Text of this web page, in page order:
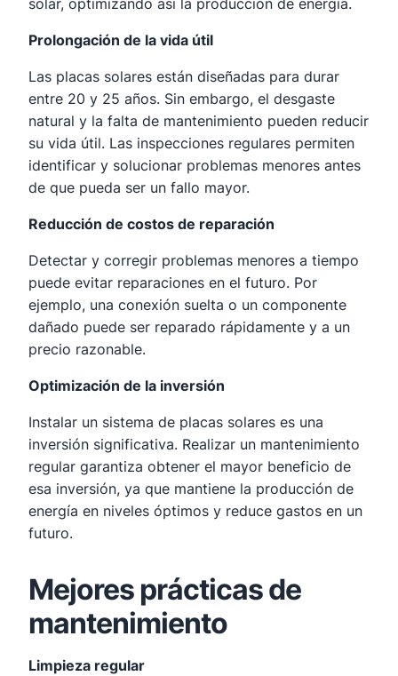
solar, optimizando así la producción de energía.
Prolongación de la vida útil
Las placas solares están diseñadas para durar
entre 20 y 25 años. Sin embargo, el desgaste
natural y la falta de mantenimiento pueden reducir
su vida útil. Las inspecciones regulares permiten
identificar y solucionar problemas menores antes
de que pueda ser un fallo mayor.
Reducción de costos de reparación
Detectar y corregir problemas menores a tiempo
puede evitar reparaciones en el futuro. Por
ejemplo, una conexión suelta o un componente
dañado puede ser reparado rápidamente y a un
precio razonable.
Optimización de la inversión
Instalar un sistema de placas solares es una
inversión significativa. Realizar un mantenimiento
regular garantiza obtener el mayor beneficio de
esa inversión, ya que mantiene la producción de
energía en niveles óptimos y reduce gastos en un
futuro.
Mejores prácticas de
mantenimiento
Limpieza regular